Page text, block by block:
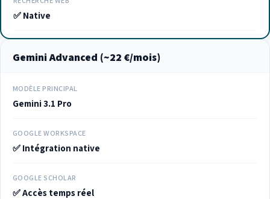
✅ Native
Gemini Advanced (~22 €/mois)
MODÈLE PRINCIPAL
Gemini 3.1 Pro
GOOGLE WORKSPACE
✅ Intégration native
GOOGLE SCHOLAR
✅ Accès temps réel